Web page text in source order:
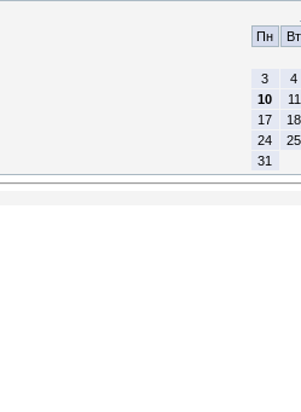
Пн
Вт
3
4
10
11
17
18
24
25
31